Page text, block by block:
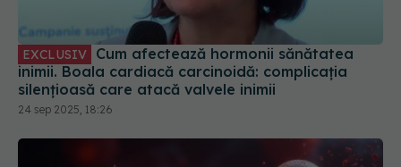
inimii. Boala cardiacă carcinoidă: complicația
silențioasă care atacă valvele inimii
24 sep 2025, 18:26